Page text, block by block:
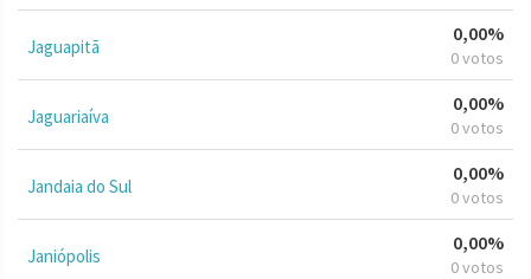
Jaguapitã
0,00%
0 votos
Jaguariaíva
0,00%
0 votos
Jandaia do Sul
0,00%
0 votos
Janiópolis
0,00%
0 votos